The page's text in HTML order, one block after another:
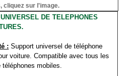
cliquez sur l'image.
DE TELEPHONES
: Support universel de téléphone
voiture. Compatible avec tous les
téléphones mobiles.